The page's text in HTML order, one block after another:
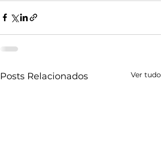
Posts Relacionados Ver tudo